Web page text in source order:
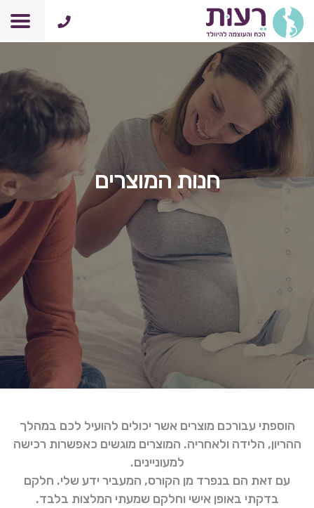
חנות המוצרים
הוספתי עבורכם מוצרים אשר יכולים להועיל לכם במהלך
ההריון, הלידה ולאחריה. המוצרים מוגשים כאפשרות רכישה
למעוניינים.
עם זאת הם בנפרד מן הקורס, המעביר ידע שלי. חלקם
בדקתי באופן אישי וחלקם שמעתי המלצות בלבד.
התחברות
0
סל הקניות
קורס הכנה ללידה אונליין
אודות
תמיכה ועזרה